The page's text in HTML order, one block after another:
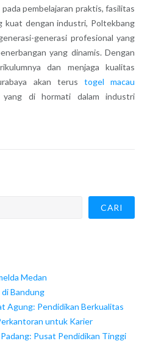
pembelajaran praktis, fasilitas
kuat dengan industri, Poltekbang
generasi profesional yang
yang dinamis. Dengan
dan menjaga kualitas
akan terus togel macau
yang di hormati dalam industri
CARI
Medan
Bandung
Agung: Pendidikan Berkualitas
untuk Karier
Pusat Pendidikan Tinggi